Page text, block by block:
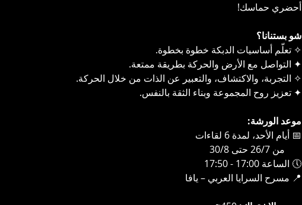
أحضري حماسك!
شو بستنانا؟
✧ تعلّم أساسيات الدبكة خطوة بخطوة.
✦ التواصل مع الأرض والحركة بطريقة ممتعة.
✧ التجربة، والاكتشاف، والتعبير عن الذات من خلال الحركة.
✦ تعزيز روح المجموعة وبناء الثقة بالنفس.
موعد الورشة:
📅 أيام الأحد، لمدة 6 لقاءات
🕔 الساعة 17:00 - 17:50
📍 مسرح السرايا العربي – يافا